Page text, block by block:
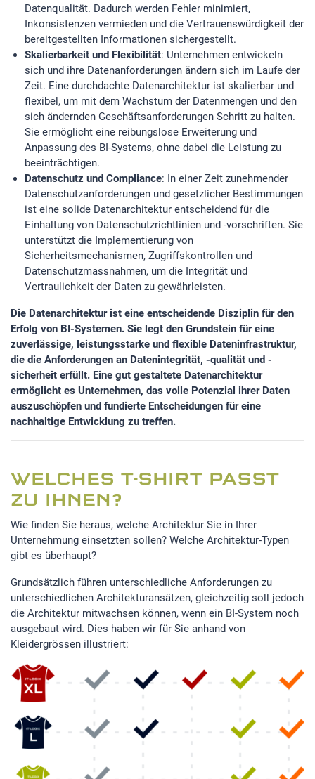
Datenqualität. Dadurch werden Fehler minimiert,
Inkonsistenzen vermieden und die Vertrauenswürdigkeit der
bereitgestellten Informationen sichergestellt.
Skalierbarkeit und Flexibilität: Unternehmen entwickeln
sich und ihre Datenanforderungen ändern sich im Laufe der
Zeit. Eine durchdachte Datenarchitektur ist skalierbar und
flexibel, um mit dem Wachstum der Datenmengen und den
sich ändernden Geschäftsanforderungen Schritt zu halten.
Sie ermöglicht eine reibungslose Erweiterung und
Anpassung des BI-Systems, ohne dabei die Leistung zu
beeinträchtigen.
Datenschutz und Compliance: In einer Zeit zunehmender
Datenschutzanforderungen und gesetzlicher Bestimmungen
ist eine solide Datenarchitektur entscheidend für die
Einhaltung von Datenschutzrichtlinien und -vorschriften. Sie
unterstützt die Implementierung von
Sicherheitsmechanismen, Zugriffskontrollen und
Datenschutzmassnahmen, um die Integrität und
Vertraulichkeit der Daten zu gewährleisten.
Die Datenarchitektur ist eine entscheidende Disziplin für den
Erfolg von BI-Systemen. Sie legt den Grundstein für eine
zuverlässige, leistungsstarke und flexible Dateninfrastruktur,
die die Anforderungen an Datenintegrität, -qualität und -
sicherheit erfüllt. Eine gut gestaltete Datenarchitektur
ermöglicht es Unternehmen, das volle Potenzial ihrer Daten
auszuschöpfen und fundierte Entscheidungen für eine
nachhaltige Entwicklung zu treffen.
WELCHES T-SHIRT PASST
ZU IHNEN?
Wie finden Sie heraus, welche Architektur Sie in Ihrer
Unternehmung einsetzten sollen? Welche Architektur-Typen
gibt es überhaupt?
Grundsätzlich führen unterschiedliche Anforderungen zu
unterschiedlichen Architekturansätzen, gleichzeitig soll jedoch
die Architektur mitwachsen können, wenn ein BI-System noch
ausgebaut wird. Dies haben wir für Sie anhand von
Kleidergrössen illustriert: